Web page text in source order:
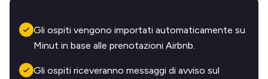
Gli ospiti vengono importati automaticamente su
Minut in base alle prenotazioni Airbnb.
Gli ospiti riceveranno messaggi di avviso sul